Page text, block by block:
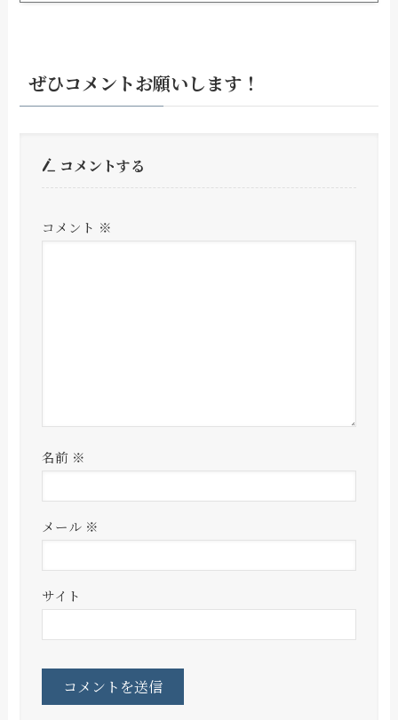
ぜひコメントお願いします！
コメントする
コメント ※
名前 ※
メール ※
サイト